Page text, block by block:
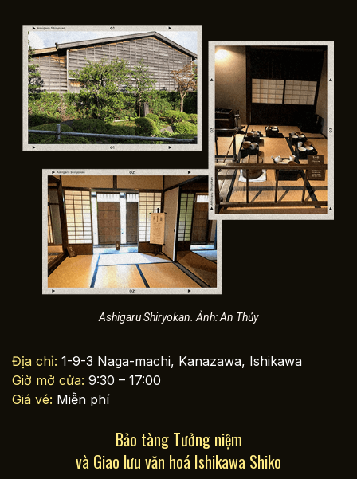
Ashigaru Shiryokan. Ảnh: An Thủy
Địa chỉ: 1-9-3 Naga-machi, Kanazawa, Ishikawa
Giờ mở cửa: 9:30 – 17:00
Giá vé: Miễn phí
Bảo tàng Tưởng niệm
và Giao lưu văn hoá Ishikawa Shiko